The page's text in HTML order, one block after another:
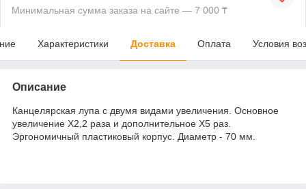
Минимальная сумма заказа на сайте — 7 000 ₸
Характеристики Доставка Оплата Условия
Описание
Канцелярская лупа с двумя видами увеличения. Основное
увеличение Х2,2 раза и дополнительное Х5 раз.
Эргономичный пластиковый корпус. Диаметр - 70 мм.